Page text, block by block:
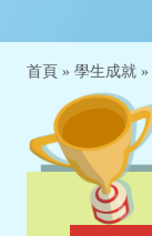
首頁 » 學生成就 »